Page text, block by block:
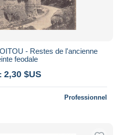
- Restes de l'ancienne
feodale
2,30 $US
Professionnel